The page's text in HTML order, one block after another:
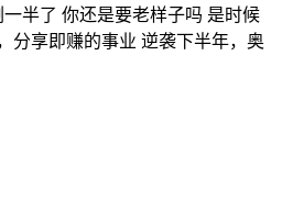
一半了 你还是要老样子吗 是时候
分享即赚的事业 逆袭下半年，奥